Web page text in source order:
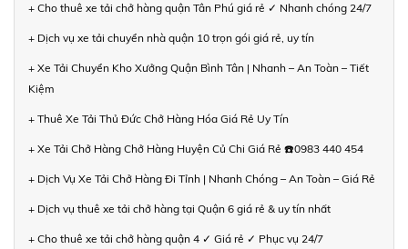
+ Cho thuê xe tải chở hàng quận Tân Phú giá rẻ ✓ Nhanh chóng 24/7
+ Dịch vụ xe tải chuyển nhà quận 10 trọn gói giá rẻ, uy tín
+ Xe Tải Chuyển Kho Xưởng Quận Bình Tân | Nhanh – An Toàn – Tiết
Kiệm
+ Thuê Xe Tải Thủ Đức Chở Hàng Hóa Giá Rẻ Uy Tín
+ Xe Tải Chở Hàng Chở Hàng Huyện Củ Chi Giá Rẻ ☎️0983 440 454
+ Dịch Vụ Xe Tải Chở Hàng Đi Tỉnh | Nhanh Chóng – An Toàn – Giá Rẻ
+ Dịch vụ thuê xe tải chở hàng tại Quận 6 giá rẻ & uy tín nhất
+ Cho thuê xe tải chở hàng quận 4 ✓ Giá rẻ ✓ Phục vụ 24/7